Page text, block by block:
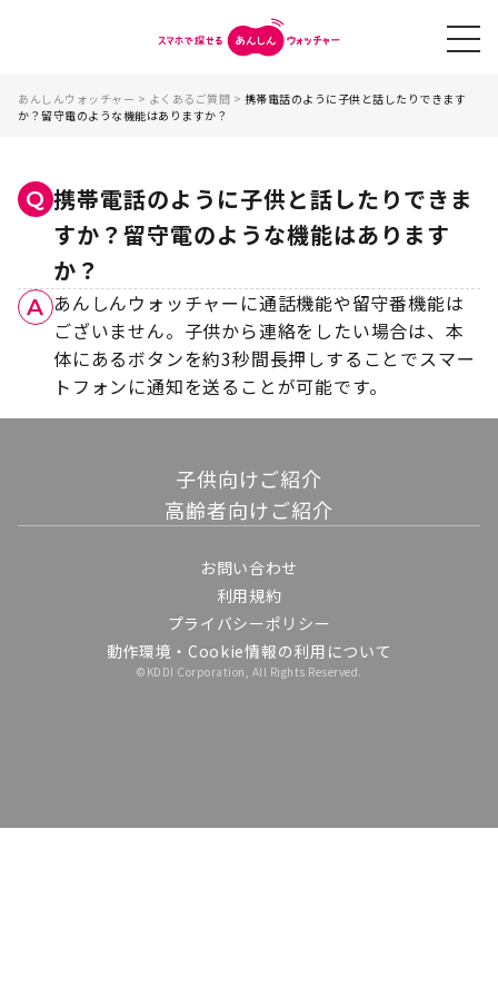
あんしんウォッチャー > よくあるご質問 > 携帯電話のように子供と話したりできます
か？留守電のような機能はありますか？
Q 携帯電話のように子供と話したりできま
すか？留守電のような機能はあります
か？
A あんしんウォッチャーに通話機能や留守番機能は
ございません。子供から連絡をしたい場合は、本
体にあるボタンを約3秒間長押しすることでスマー
トフォンに通知を送ることが可能です。
子供向けご紹介
高齢者向けご紹介
お問い合わせ
利用規約
プライバシーポリシー
動作環境・Cookie情報の利用について
©KDDI Corporation, All Rights Reserved.